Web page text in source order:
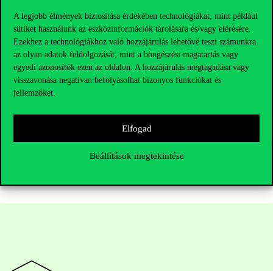
A legjobb élmények biztosítása érdekében technológiákat, mint például
sütiket használunk az eszközinformációk tárolására és/vagy elérésére.
Ezekhez a technológiákhoz való hozzájárulás lehetővé teszi számunkra
az olyan adatok feldolgozását, mint a böngészési magatartás vagy
egyedi azonosítók ezen az oldalon. A hozzájárulás megtagadása vagy
visszavonása negatívan befolyásolhat bizonyos funkciókat és
jellemzőket.
Elfogad
Beállítások megtekintése